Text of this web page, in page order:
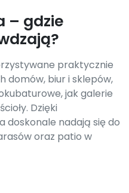
– gdzie
praktycznie
domów, biur i sklepów,
jak galerie
Dzięki
doskonale nadają się do
oraz patio w